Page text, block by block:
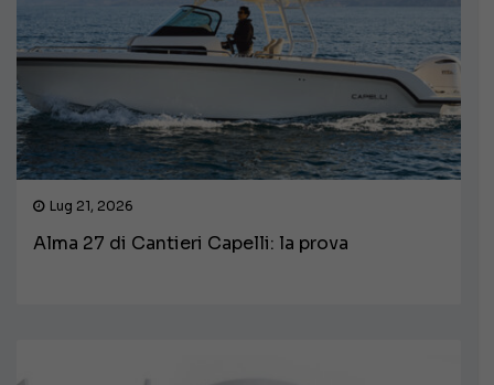
Lug 21, 2026
Alma 27 di Cantieri Capelli: la prova